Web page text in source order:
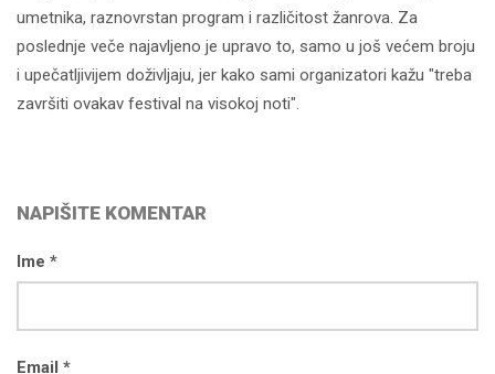
umetnika, raznovrstan program i različitost žanrova. Za
poslednje veče najavljeno je upravo to, samo u još većem broju
i upečatljivijem doživljaju, jer kako sami organizatori kažu "treba
završiti ovakav festival na visokoj noti".
NAPIŠITE KOMENTAR
Ime *
Email *